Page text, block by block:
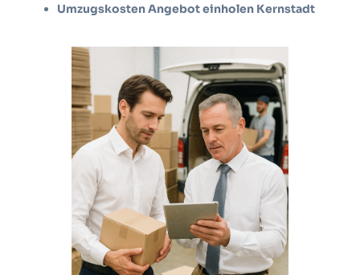
Umzugskosten Angebot einholen Kernstadt